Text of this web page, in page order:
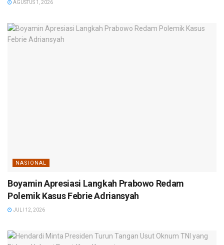
AGUSTUS 1, 2026
NASIONAL
Boyamin Apresiasi Langkah Prabowo Redam
Polemik Kasus Febrie Adriansyah
JULI 12, 2026